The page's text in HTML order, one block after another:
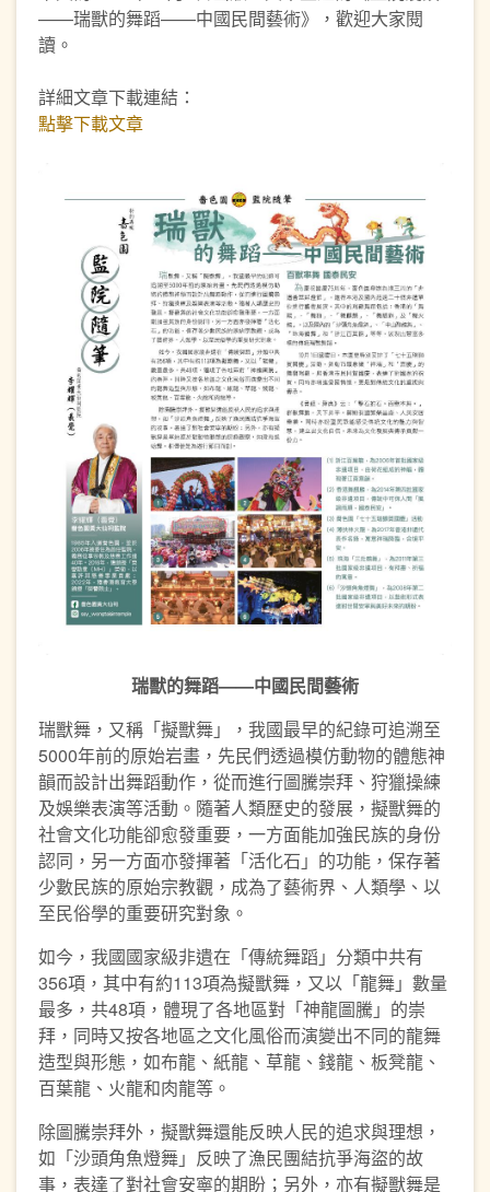
——瑞獸的舞蹈——中國民間藝術》，歡迎大家閱
讀。
詳細文章下載連結：
點擊下載文章
瑞獸的舞蹈——中國民間藝術
瑞獸舞，又稱「擬獸舞」，我國最早的紀錄可追溯至
5000年前的原始岩畫，先民們透過模仿動物的體態神
韻而設計出舞蹈動作，從而進行圖騰崇拜、狩獵操練
及娛樂表演等活動。隨著人類歷史的發展，擬獸舞的
社會文化功能卻愈發重要，一方面能加強民族的身份
認同，另一方面亦發揮著「活化石」的功能，保存著
少數民族的原始宗教觀，成為了藝術界、人類學、以
至民俗學的重要研究對象。
如今，我國國家級非遺在「傳統舞蹈」分類中共有
356項，其中有約113項為擬獸舞，又以「龍舞」數量
最多，共48項，體現了各地區對「神龍圖騰」的崇
拜，同時又按各地區之文化風俗而演變出不同的龍舞
造型與形態，如布龍、紙龍、草龍、錢龍、板凳龍、
百葉龍、火龍和肉龍等。
除圖騰崇拜外，擬獸舞還能反映人民的追求與理想，
如「沙頭角魚燈舞」反映了漁民團結抗爭海盜的故
事，表達了對社會安寧的期盼；另外，亦有擬獸舞是